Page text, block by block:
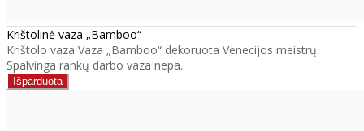
Krištolinė vaza „Bamboo“
Krištolo vaza Vaza „Bamboo“ dekoruota Venecijos meistrų.
Spalvinga rankų darbo vaza nepa..